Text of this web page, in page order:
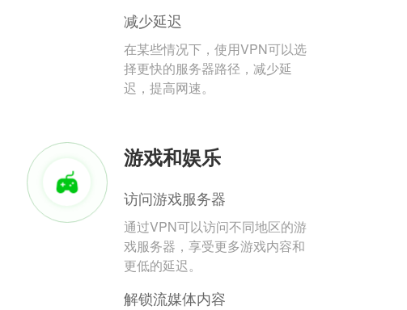
减少延迟
在某些情况下，使用VPN可以选
择更快的服务器路径，减少延
迟，提高网速。
游戏和娱乐
访问游戏服务器
通过VPN可以访问不同地区的游
戏服务器，享受更多游戏内容和
更低的延迟。
解锁流媒体内容